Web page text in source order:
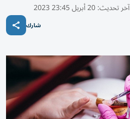
آخر تحديث:20 أبريل 23:45 2023
شارك